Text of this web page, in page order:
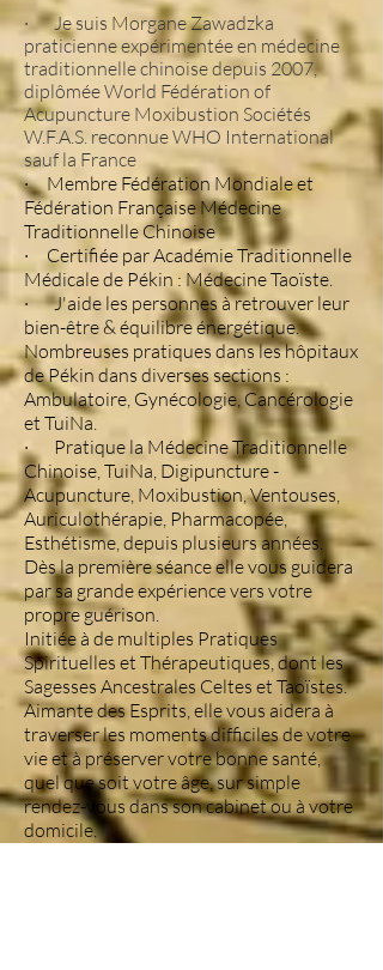
· Je suis Morgane Zawadzka
praticienne expérimentée en médecine
traditionnelle chinoise depuis 2007,
diplômée World Fédération of
Acupuncture Moxibustion Sociétés
W.F.A.S. reconnue WHO International
sauf la France
· Membre Fédération Mondiale et
Fédération Française Médecine
Traditionnelle Chinoise
· Certifiée par Académie Traditionnelle
Médicale de Pékin : Médecine Taoïste.
· J'aide les personnes à retrouver leur
bien-être & équilibre énergétique.
Nombreuses pratiques dans les hôpitaux
de Pékin dans diverses sections :
Ambulatoire, Gynécologie, Cancérologie
et TuiNa.
· Pratique la Médecine Traditionnelle
Chinoise, TuiNa, Digipuncture -
Acupuncture, Moxibustion, Ventouses,
Auriculothérapie, Pharmacopée,
Esthétisme, depuis plusieurs années.
Dès la première séance elle vous guidera
par sa grande expérience vers votre
propre guérison.
Initiée à de multiples Pratiques
Spirituelles et Thérapeutiques, dont les
Sagesses Ancestrales Celtes et Taoïstes.
Aimante des Esprits, elle vous aidera à
traverser les moments difficiles de votre
vie et à préserver votre bonne santé,
quel que soit votre âge, sur simple
rendez-vous dans son cabinet ou à votre
domicile.